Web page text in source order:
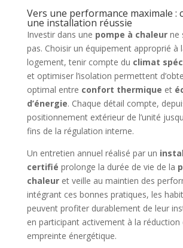
Vers une performance maximale :
une installation réussie
Investir dans une pompe à chaleurne
pas. Choisir un équipement approprié à
logement, tenir compte du climat
et optimiser l’isolation permettent
optimal entre confort thermique et
d’énergie. Chaque détail compte,
positionnement extérieur de l’unité
fins de la régulation interne.
Un entretien annuel réalisé par un
certifié prolonge la durée de vie de la
chaleuret veille au maintien des
intégrant ces bonnes pratiques, les
peuvent profiter durablement de leur
en participant activement à la réduction
empreinte énergétique.